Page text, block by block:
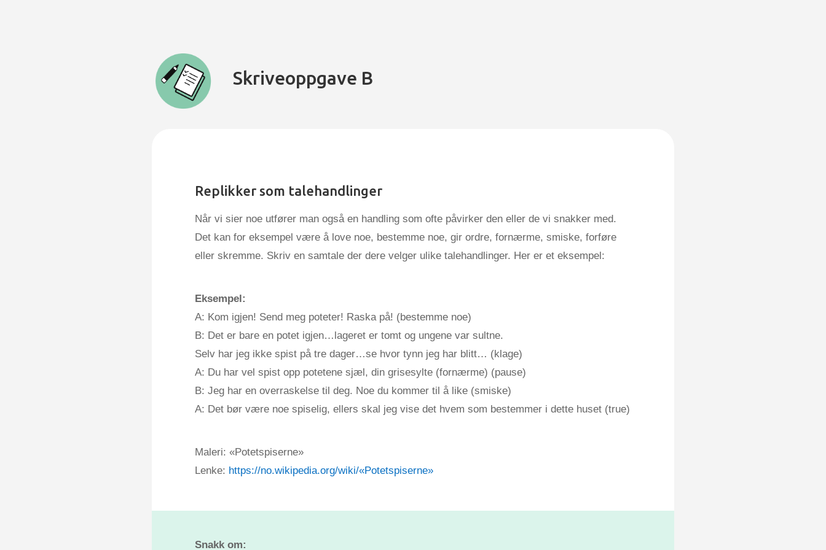
Skriveoppgave B
Replikker som talehandlinger
Når vi sier noe utfører man også en handling som ofte påvirker den eller de vi snakker med.
Det kan for eksempel være å love noe, bestemme noe, gir ordre, fornærme, smiske, forføre
eller skremme. Skriv en samtale der dere velger ulike talehandlinger. Her er et eksempel:
Eksempel:
A: Kom igjen! Send meg poteter! Raska på! (bestemme noe)
B: Det er bare en potet igjen…lageret er tomt og ungene var sultne.
Selv har jeg ikke spist på tre dager…se hvor tynn jeg har blitt… (klage)
A: Du har vel spist opp potetene sjæl, din grisesylte (fornærme) (pause)
B: Jeg har en overraskelse til deg. Noe du kommer til å like (smiske)
A: Det bør være noe spiselig, ellers skal jeg vise det hvem som bestemmer i dette huset (true)
Maleri: «Potetspiserne»
Lenke: https://no.wikipedia.org/wiki/«Potetspiserne»
Snakk om: